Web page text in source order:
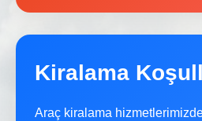
Kiralama
Araç kiralama